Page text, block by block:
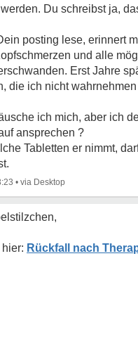
Du schreibst ja,
posting lese, erinnert
und alle
Erst Jahre
die ich nicht
ich mich, aber ich
ansprechen ?
Tabletten er nimmt,
•
Rückfall nach